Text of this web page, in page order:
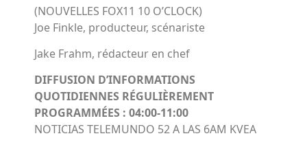
(NOUVELLES FOX11 10 O’CLOCK)
Joe Finkle, producteur, scénariste
Jake Frahm, rédacteur en chef
DIFFUSION D’INFORMATIONS
QUOTIDIENNES RÉGULIÈREMENT
PROGRAMMÉES : 04:00-11:00
NOTICIAS TELEMUNDO 52 A LAS 6AM KVEA